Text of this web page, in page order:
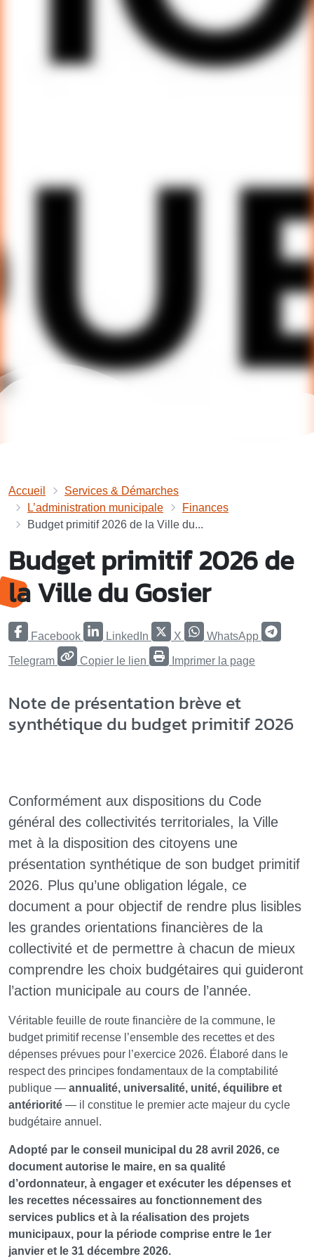
Accueil
Services & Démarches
L’administration municipale
Finances
Budget primitif 2026 de la Ville du...
Budget primitif 2026 de
la Ville du Gosier
Facebook LinkedIn X WhatsApp
Telegram Copier le lien Imprimer la page
Note de présentation brève et
synthétique du budget primitif 2026
Conformément aux dispositions du Code
général des collectivités territoriales, la Ville
met à la disposition des citoyens une
présentation synthétique de son budget primitif
2026. Plus qu’une obligation légale, ce
document a pour objectif de rendre plus lisibles
les grandes orientations financières de la
collectivité et de permettre à chacun de mieux
comprendre les choix budgétaires qui guideront
l’action municipale au cours de l’année.
Véritable feuille de route financière de la commune, le
budget primitif recense l’ensemble des recettes et des
dépenses prévues pour l’exercice 2026. Élaboré dans le
respect des principes fondamentaux de la comptabilité
publique — annualité, universalité, unité, équilibre et
antériorité — il constitue le premier acte majeur du cycle
budgétaire annuel.
Adopté par le conseil municipal du 28 avril 2026, ce
document autorise le maire, en sa qualité
d’ordonnateur, à engager et exécuter les dépenses et
les recettes nécessaires au fonctionnement des
services publics et à la réalisation des projets
municipaux, pour la période comprise entre le 1er
janvier et le 31 décembre 2026.